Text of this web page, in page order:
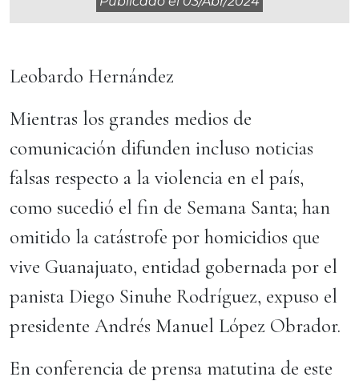
Leobardo Hernández
Mientras los grandes medios de
comunicación difunden incluso noticias
falsas respecto a la violencia en el país,
como sucedió el fin de Semana Santa; han
omitido la catástrofe por homicidios que
vive Guanajuato, entidad gobernada por el
panista Diego Sinuhe Rodríguez, expuso el
presidente Andrés Manuel López Obrador.
En conferencia de prensa matutina de este